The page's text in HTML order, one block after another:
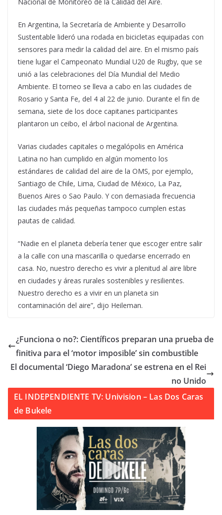
En Argentina, la Secretaría de Ambiente y Desarrollo
Sustentable lideró una rodada en bicicletas equipadas con
sensores para medir la calidad del aire. En el mismo país
tiene lugar el Campeonato Mundial U20 de Rugby, que se
unió a las celebraciones del Día Mundial del Medio
Ambiente. El torneo se lleva a cabo en las ciudades de
Rosario y Santa Fe, del 4 al 22 de junio. Durante el fin de
semana, siete de los doce capitanes participantes
plantaron un ceibo, el árbol nacional de Argentina.
Varias ciudades capitales o megalópolis en América
Latina no han cumplido en algún momento los
estándares de calidad del aire de la OMS, por ejemplo,
Santiago de Chile, Lima, Ciudad de México, La Paz,
Buenos Aires o Sao Paulo. Y con demasiada frecuencia
las ciudades más pequeñas tampoco cumplen estas
pautas de calidad.
“Nadie en el planeta debería tener que escoger entre salir
a la calle con una mascarilla o quedarse encerrado en
casa. No, nuestro derecho es vivir a plenitud al aire libre
en ciudades y áreas rurales sostenibles y resilientes.
Nuestro derecho es a vivir en un planeta sin
contaminación del aire”, dijo Heileman.
¿Funciona o no?: Científicos preparan una prueba de
finitiva para el ‘motor imposible’ sin combustible
El documental ‘Diego Maradona’ se estrena en el Rei
no Unido
EL INDEPENDIENTE TV: Univision – Las Dos Caras
de Bukele